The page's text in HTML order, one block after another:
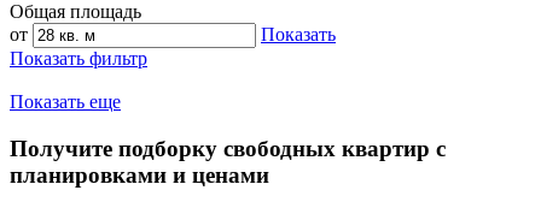
Общая площадь
от
Показать
Показать фильтр
Показать еще
Получите подборку свободных квартир с
планировками и ценами